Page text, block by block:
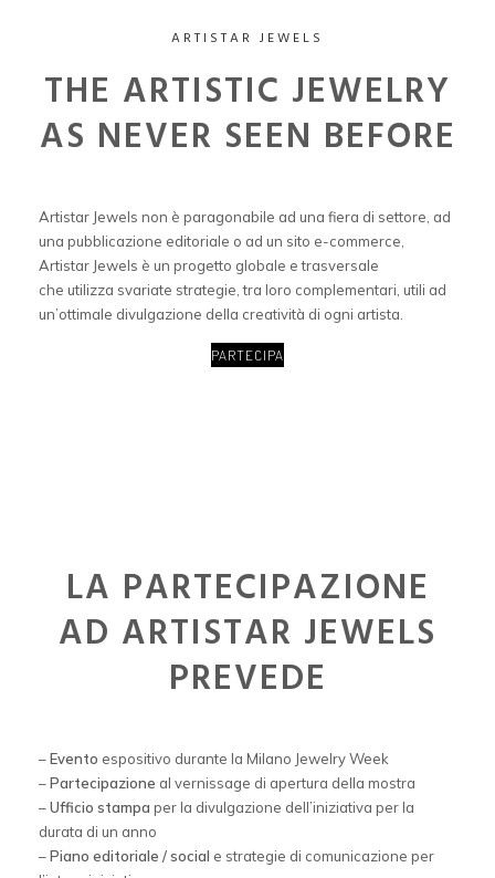
ARTISTAR JEWELS
THE ARTISTIC JEWELRY
AS NEVER SEEN BEFORE
Artistar Jewels non è paragonabile ad una fiera di settore, ad
una pubblicazione editoriale o ad un sito e-commerce,
Artistar Jewels è un progetto globale e trasversale
che utilizza svariate strategie, tra loro complementari, utili ad
un’ottimale divulgazione della creatività di ogni artista.
PARTECIPA
PARTECIPA
LA PARTECIPAZIONE
AD ARTISTAR JEWELS
PREVEDE
–Evento espositivo durante la Milano Jewelry Week
–Partecipazione al vernissage di apertura della mostra
–Ufficio stampa per la divulgazione dell’iniziativa per la
durata di un anno
–Piano editoriale / social e strategie di comunicazione per